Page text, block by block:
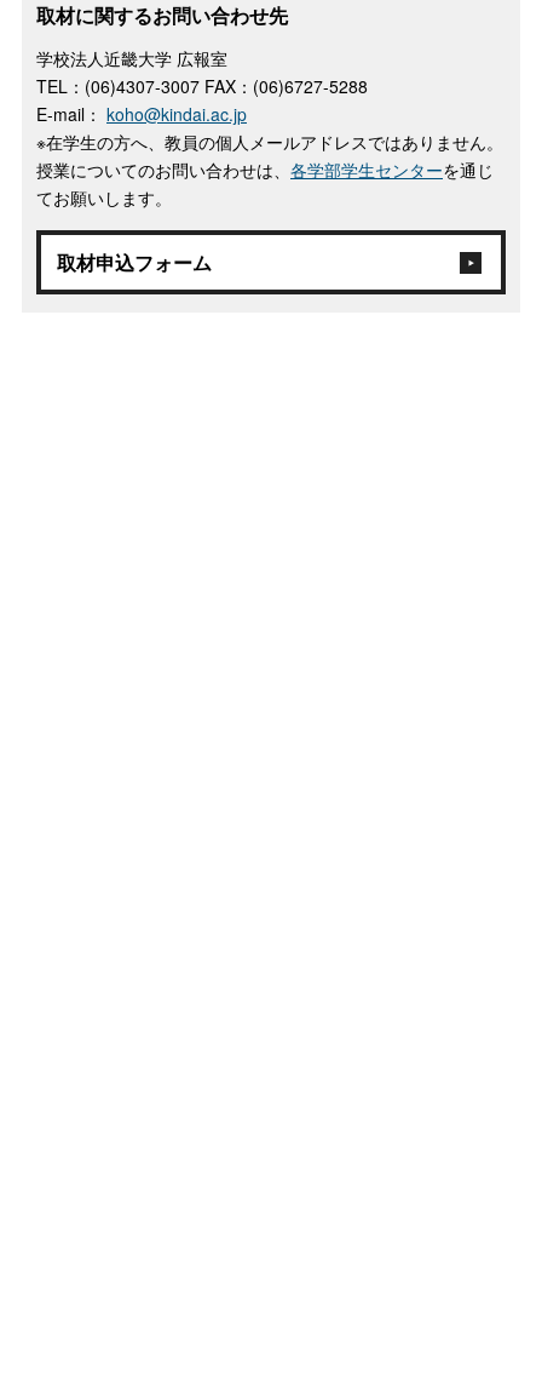
取材に関するお問い合わせ先
学校法人近畿大学 広報室
TEL：(06)4307-3007 FAX：(06)6727-5288
E-mail： koho@kindai.ac.jp
※在学生の方へ、教員の個人メールアドレスではありません。
授業についてのお問い合わせは、 各学部学生センターを通じ
てお願いします。
取材申込フォーム